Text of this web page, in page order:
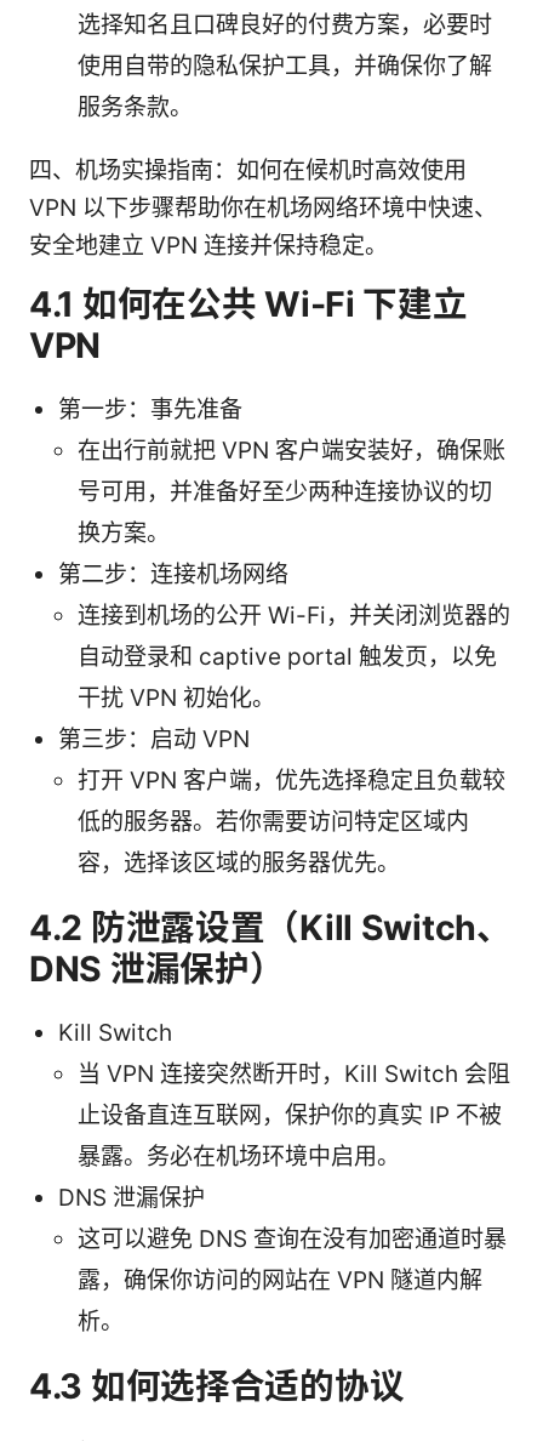
选择知名且口碑良好的付费方案，必要时
使用自带的隐私保护工具，并确保你了解
服务条款。
四、机场实操指南：如何在候机时高效使用
VPN 以下步骤帮助你在机场网络环境中快速、
安全地建立 VPN 连接并保持稳定。
4.1 如何在公共 Wi-Fi 下建立
VPN
第一步：事先准备
在出行前就把 VPN 客户端安装好，确保账
号可用，并准备好至少两种连接协议的切
换方案。
第二步：连接机场网络
连接到机场的公开 Wi-Fi，并关闭浏览器的
自动登录和 captive portal 触发页，以免
干扰 VPN 初始化。
第三步：启动 VPN
打开 VPN 客户端，优先选择稳定且负载较
低的服务器。若你需要访问特定区域内
容，选择该区域的服务器优先。
4.2 防泄露设置（Kill Switch、
DNS 泄漏保护）
Kill Switch
当 VPN 连接突然断开时，Kill Switch 会阻
止设备直连互联网，保护你的真实 IP 不被
暴露。务必在机场环境中启用。
DNS 泄漏保护
这可以避免 DNS 查询在没有加密通道时暴
露，确保你访问的网站在 VPN 隧道内解
析。
4.3 如何选择合适的协议